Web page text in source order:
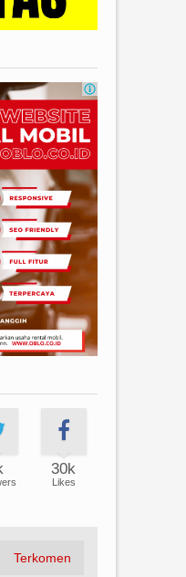
30k
Likes
Terkomen